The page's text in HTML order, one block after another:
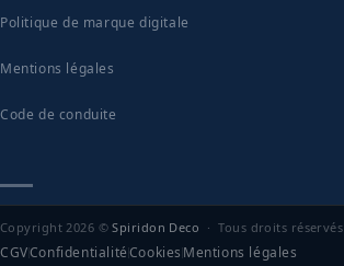
Politique de marque digitale
Mentions légales
Code de conduite
Copyright 2026 ©Spiridon Deco · Tous droits réservés
CGVConfidentialitéCookiesMentions légales